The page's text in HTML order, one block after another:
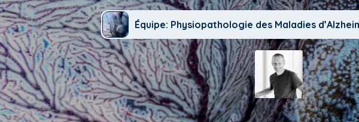
Équipe: Physiopathologie des Maladies